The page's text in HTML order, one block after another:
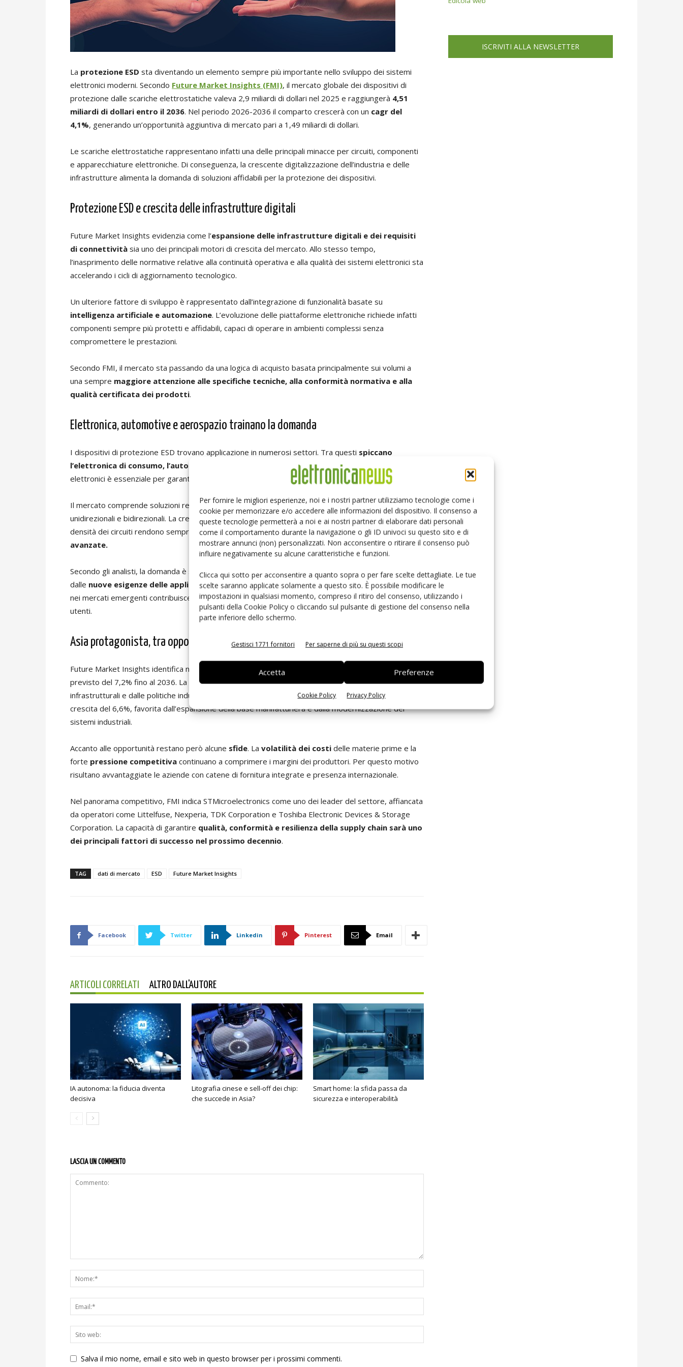
Per fornire le migliori esperienze, noi e i nostri partner utilizziamo tecnologie come i
cookie per memorizzare e/o accedere alle informazioni del dispositivo. Il consenso a
queste tecnologie permetterà a noi e ai nostri partner di elaborare dati personali
come il comportamento durante la navigazione o gli ID univoci su questo sito e di
mostrare annunci (non) personalizzati. Non acconsentire o ritirare il consenso può
influire negativamente su alcune caratteristiche e funzioni.
Clicca qui sotto per acconsentire a quanto sopra o per fare scelte dettagliate. Le tue
scelte saranno applicate solamente a questo sito. È possibile modificare le
impostazioni in qualsiasi momento, compreso il ritiro del consenso, utilizzando i
pulsanti della Cookie Policy o cliccando sul pulsante di gestione del consenso nella
parte inferiore dello schermo.
Gestisci 1771 fornitori Per saperne di più su questi scopi
Accetta Preferenze
Cookie Policy Privacy Policy
La protezione ESD sta diventando un elemento sempre più importante nello sviluppo dei sistemi
elettronici moderni. Secondo Future Market Insights (FMI), il mercato globale dei dispositivi di
protezione dalle scariche elettrostatiche valeva 2,9 miliardi di dollari nel 2025 e raggiungerà 4,51
miliardi di dollari entro il 2036. Nel periodo 2026-2036 il comparto crescerà con un cagr del
4,1%, generando un’opportunità aggiuntiva di mercato pari a 1,49 miliardi di dollari.
Le scariche elettrostatiche rappresentano infatti una delle principali minacce per circuiti, componenti
e apparecchiature elettroniche. Di conseguenza, la crescente digitalizzazione dell’industria e delle
infrastrutture alimenta la domanda di soluzioni affidabili per la protezione dei dispositivi.
Protezione ESD e crescita delle infrastrutture digitali
Future Market Insights evidenzia come l’espansione delle infrastrutture digitali e dei requisiti
di connettività sia uno dei principali motori di crescita del mercato. Allo stesso tempo,
l’inasprimento delle normative relative alla continuità operativa e alla qualità dei sistemi elettronici sta
accelerando i cicli di aggiornamento tecnologico.
Un ulteriore fattore di sviluppo è rappresentato dall’integrazione di funzionalità basate su
intelligenza artificiale e automazione. L’evoluzione delle piattaforme elettroniche richiede infatti
componenti sempre più protetti e affidabili, capaci di operare in ambienti complessi senza
compromettere le prestazioni.
Secondo FMI, il mercato sta passando da una logica di acquisto basata principalmente sui volumi a
una sempre maggiore attenzione alle specifiche tecniche, alla conformità normativa e alla
qualità certificata dei prodotti.
Elettronica, automotive e aerospazio trainano la domanda
I dispositivi di protezione ESD trovano applicazione in numerosi settori. Tra questi spiccano
l’elettronica di consumo, l’automotive e l’aerospazio e difesa , dove la tutela dei componenti
elettronici è essenziale per garantire affidabilità e sicurezza.
Il mercato comprende soluzioni realizzate inceramica e silicio, disponibili in configurazioni
unidirezionali e bidirezionali. La crescente complessità dei dispositivi elettronici e l’aumento della
densità dei circuiti rendono sempre più importante l’adozione di tecnologie di protezione
avanzate.
Secondo gli analisti, la domanda è sostenuta soprattutto dall’evoluzione degli standard qualitativi e
dalle nuove esigenze delle applicazioni industriali. Inoltre, la formalizzazione dei canali distributivi
nei mercati emergenti contribuisce a migliorare l’accessibilità dei prodotti e ad ampliare la base di
utenti.
Asia protagonista, tra opportunità e sfide
Future Market Insights identifica nella Cina il mercato nazionale più dinamico
previsto del 7,2% fino al 2036. La crescita è sostenuta dalla capacità produttiva, dagli investimenti
infrastrutturali e dalle politiche industriali. Anche l’
mostra unandamento positivo, con una
crescita del 6,6%, favorita dall’espansione della base manifatturiera e dalla modernizzazione dei
sistemi industriali.
Accanto alle opportunità restano però alcune sfide. La volatilità dei costi delle materie prime e la
forte pressione competitiva continuano a comprimere i margini dei produttori. Per questo motivo
risultano avvantaggiate le aziende con catene di fornitura integrate e presenza internazionale.
Nel panorama competitivo, FMI indica STMicroelectronics come uno dei leader del settore, affiancata
da operatori come Littelfuse, Nexperia, TDK Corporation e Toshiba Electronic Devices & Storage
Corporation. La capacità di garantire qualità, conformità e resilienza della supply chain sarà uno
dei principali fattori di successo nel prossimo decennio.
TAG dati di mercato ESD Future Market Insights
Facebook Twitter Linkedin Pinterest Email
ARTICOLI CORRELATI ALTRO DALL'AUTORE
IA autonoma: la fiducia diventa
decisiva
Litografia cinese e sell-off dei chip:
che succede in Asia?
Smart home: la sfida passa da
sicurezza e interoperabilità
LASCIA UN COMMENTO
Salva il mio nome, email e sito web in questo browser per i prossimi commenti.
ISCRIVITI ALLA NEWSLETTER